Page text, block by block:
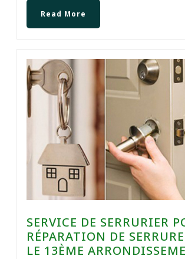
Read More
SERVICE DE SERRURIER
RÉPARATION DE
LE 13ÈME